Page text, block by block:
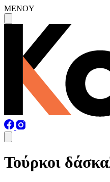
MENOY
Τούρκοι